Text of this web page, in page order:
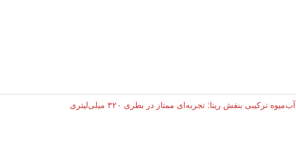
آب‌میوه ترکیبی بنفش ریتا: تجربه‌ای ممتاز در بطری ۳۲۰ میلی‌لیتری